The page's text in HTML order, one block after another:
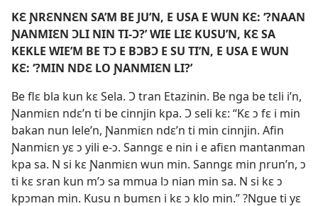
KƐ ƝRƐNNƐN SA’M BE JU’N, E USA E WUN KƐ: ‘?NAAN
ƝANMIƐN ƆLI NIN TI-Ɔ?’ WIE LIƐ KUSU’N, KƐ SA
KEKLE WIE’M BE TƆ E BƆBƆ E SU TI’N, E USA E WUN
KƐ: ‘?MIN NDƐ LO ƝANMIƐN LI?’
Be flɛ bla kun kɛ Sela. Ɔ tran Etazinin. Be nga be tɛli i’n,
Ɲanmiɛn ndɛ’n ti be cinnjin kpa. Ɔ seli kɛ: “Kɛ ɔ fɛ i min
bakan nun lele’n, Ɲanmiɛn ndɛ’n ti min cinnjin. Afin
Ɲanmiɛn yɛ ɔ yili e-ɔ. Sanngɛ e nin i e afiɛn mantanman
kpa sa. N si kɛ Ɲanmiɛn wun min. Sanngɛ min ɲrun’n, ɔ
ti kɛ sran kun m’ɔ sa mmua lɔ nian min sa. N si kɛ ɔ
kpɔman min. Kusu n bumɛn i kɛ ɔ klo min.” ?Ngue ti yɛ